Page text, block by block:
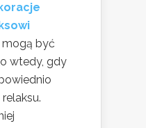
być
wtedy, gdy